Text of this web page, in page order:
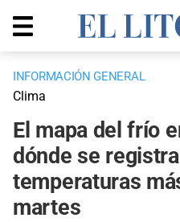
INFORMACIÓN GENERAL
Clima
El mapa del frío
dónde se
temperaturas
martes